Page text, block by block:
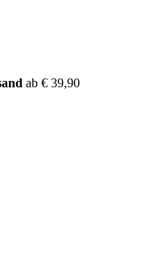
ab € 39,90